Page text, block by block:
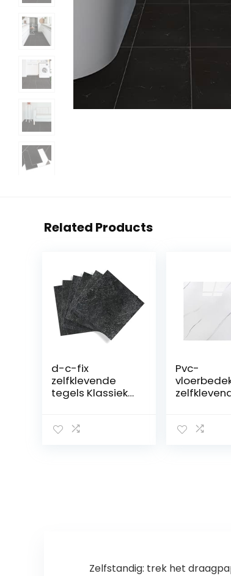
Related Products
d-c-fix
zelfklevende
tegels Klassieke
30,5 cm –
Pvc-
m²),
keuken
Zelfstandig: trek het